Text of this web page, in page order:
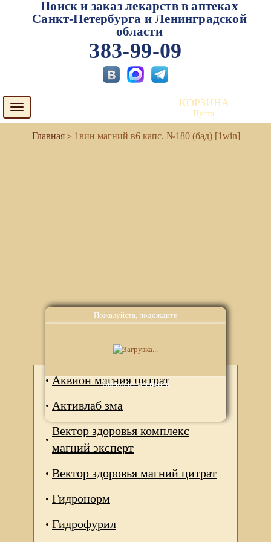
Пожалуйста, подождите
Выполняется поиск
Поиск и заказ лекарств в аптеках
Санкт-Петербурга и Ленинградской
области
383-99-09
Toggle
navigation
КОРЗИНА
Пуста
1вин магний в6 капс. №180 (бад) [1win]
Аналоги
Аквион магния цитрат
Активлаб зма
Вектор здоровья комплекс
магний эксперт
Вектор здоровья магний цитрат
Гидронорм
Гидрофурил